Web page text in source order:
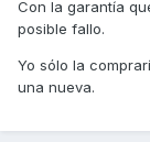
Con la garantía
posible fallo.
Yo sólo la
una nueva.